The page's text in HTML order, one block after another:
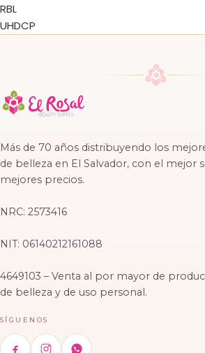
RBL
UHDCP
Más de 70 años distribuyendo los
de belleza en El Salvador, con el mejor
mejores precios.
NRC: 2573416
NIT: 06140212161088
4649103 – Venta al por mayor de
de belleza y de uso personal.
SÍGUENOS